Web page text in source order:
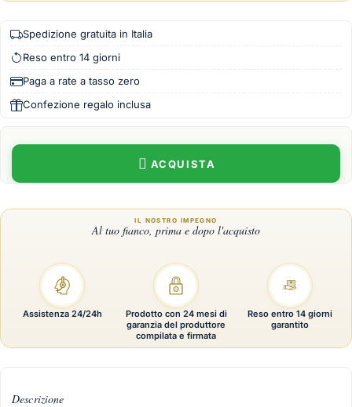
Spedizione gratuita in Italia
Reso entro 14 giorni
Paga a rate a tasso zero
Confezione regalo inclusa
ACQUISTA
Descrizione
Assistenza 24/24h
Prodotto con 24 mesi di
garanzia del produttore
compilata e firmata
Reso entro 14 giorni
garantito